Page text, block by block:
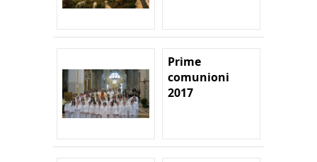
Prime
comunioni
2017